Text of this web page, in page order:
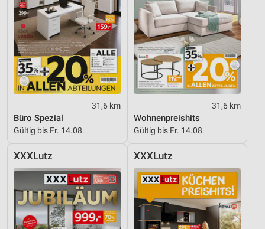
31,6 km
Büro Spezial
Gültig bis Fr. 14.08.
31,6 km
Wohnenpreishits
Gültig bis Fr. 14.08.
XXXLutz XXXLutz